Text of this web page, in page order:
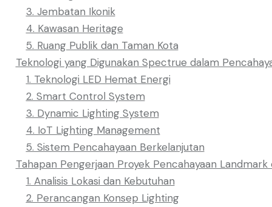
3. Jembatan Ikonik
4. Kawasan Heritage
5. Ruang Publik dan Taman Kota
Teknologi yang Digunakan Spectrue dalam
1. Teknologi LED Hemat Energi
2. Smart Control System
3. Dynamic Lighting System
4. IoT Lighting Management
5. Sistem Pencahayaan Berkelanjutan
Tahapan Pengerjaan Proyek Pencahayaan
1. Analisis Lokasi dan Kebutuhan
2. Perancangan Konsep Lighting